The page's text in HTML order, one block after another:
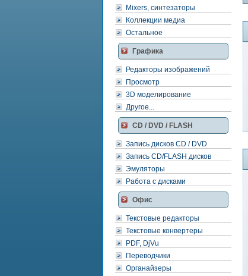
Mixers, синтезаторы
Коллекции медиа
Остальное
Графика
Редакторы изображений
Просмотр
3D моделирование
Другое...
CD / DVD / FLASH
Запись дисков CD / DVD
Запись CD/FLASH дисков
Эмуляторы
Работа с дисками
Офис
Текстовые редакторы
Текстовые конвертеры
PDF, DjVu
Переводчики
Органайзеры